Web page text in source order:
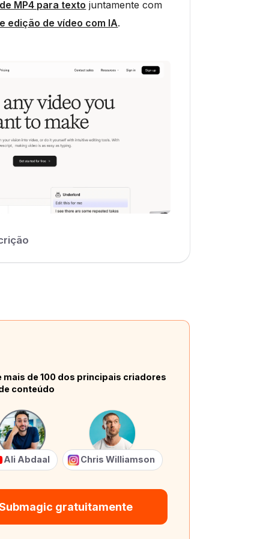
MP4 para texto juntamente com
edição de vídeo com IA.
mais de 100 dos principais criadores
conteúdo
Ali Abdaal Chris Williamson
gratuitamente